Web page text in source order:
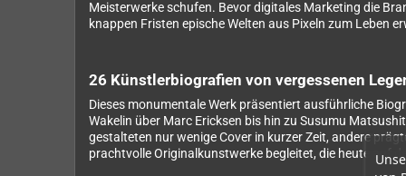
Meisterwerke schufen. Bevor digitales Marketing die
knappen Fristen epische Welten aus Pixeln zum Leben
26 Künstlerbiografien von vergessenen
Dieses monumentale Werk präsentiert ausführliche
Wakelin über Marc Ericksen bis hin zu Susumu
gestalteten nur wenige Cover in kurzer Zeit, andere
prachtvolle Originalkunstwerke begleitet, die heute auf